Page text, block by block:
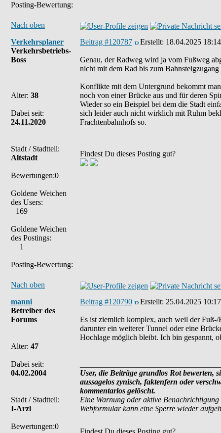
Posting-Bewertung:
Nach oben
Verkehrsplaner
Verkehrsbetriebs-
Boss
Alter: 38
Dabei seit:
24.11.2020
Stadt / Stadtteil:
Altstadt
Bewertungen:0
Goldene Weichen
des Users:
169
Goldene Weichen
des Postings:
1
Posting-Bewertung:
Beitrag #120787 Erstellt: 18.04.2025 18:14
Genau, der Radweg wird ja vom Fußweg
nicht mit dem Rad bis zum
Konflikte mit dem Untergrund bekommt
noch von einer Brücke aus und für deren
Wieder so ein Beispiel bei dem die Stadt
sich leider auch nicht wirklich mit Ruhm
Frachtenbahnhofs so.
Findest Du dieses Posting gut?
Nach oben
manni
Betreiber des
Forums
Alter: 47
Dabei seit:
04.02.2004
Stadt / Stadtteil:
I-Arzl
Bewertungen:0
Beitrag #120790 Erstellt: 25.04.2025 10:17
Es ist ziemlich komplex, auch weil der Fuß-/
darunter ein weiterer Tunnel oder eine
Hochlage möglich bleibt. Ich bin gespannt,
User, die Beiträge grundlos Rot bewerten,
aussagelos zynisch, faktenfern oder
kommentarlos gelöscht.
Eine Warnung oder aktive
Webformular kann eine Sperre wieder
Findest Du dieses Posting gut?